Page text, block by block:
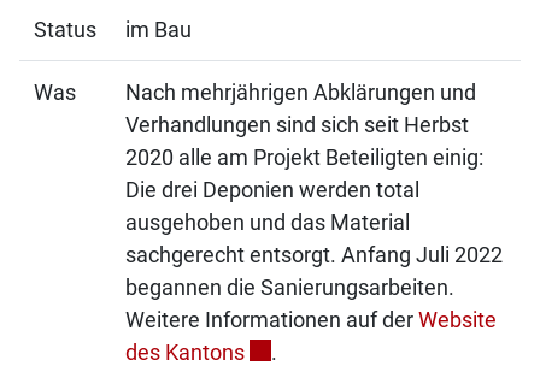
Status im Bau
Was
Nach mehrjährigen Abklärungen und
Verhandlungen sind sich seit Herbst
2020 alle am Projekt Beteiligten einig:
Die drei Deponien werden total
ausgehoben und das Material
sachgerecht entsorgt. Anfang Juli 2022
begannen die Sanierungsarbeiten.
Weitere Informationen auf derWebsite
des KantonsExterner Link wird in einem
.